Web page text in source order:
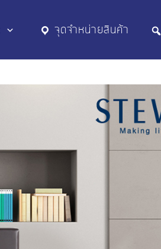
จุดจำหน่ายสินค้า